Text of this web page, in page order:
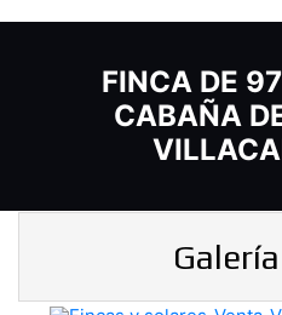
FINCA DE
CABAÑA